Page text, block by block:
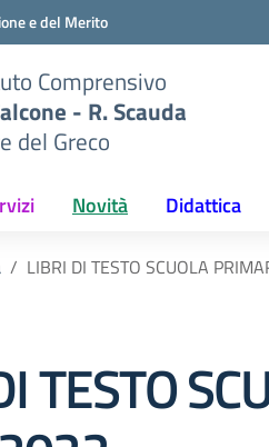
e del Merito
Comprensivo
- R. Scauda
del Greco
Novità Didattica
LIBRI DI TESTO SCUOLA
TESTO